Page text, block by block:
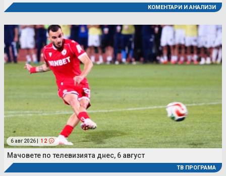
КОМЕНТАРИ И АНАЛИЗИ
6 авг 2026 | 12
Мачовете по телевизията днес, 6 август
ТВ ПРОГРАМА